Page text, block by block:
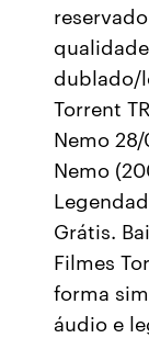
dublado/
Torrent
Nemo
Nemo
Grátis.
Filmes
forma
áudio e